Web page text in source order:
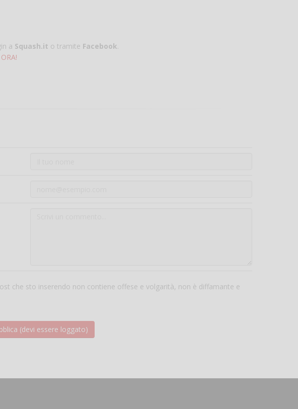
a Squash.it o tramite Facebook.
che sto inserendo non contiene offese e volgarità, non è diffamante e